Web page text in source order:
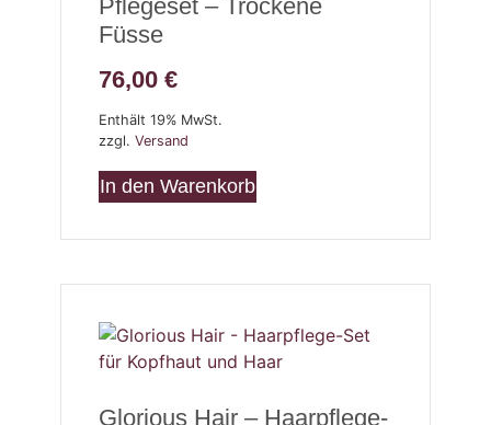
Pflegeset – Trockene
Füsse
76,00 €
Enthält 19% MwSt.
zzgl. Versand
In den Warenkorb
Glorious Hair – Haarpflege-